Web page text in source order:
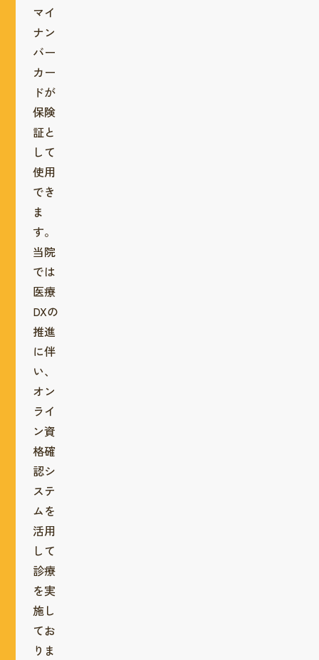
マイ
ナン
バー
カー
ドが
保険
証と
して
使用
でき
ま
す。
当院
では
医療
DXの
推進
に伴
い、
オン
ライ
ン資
格確
認シ
ステ
ムを
活用
して
診療
を実
施し
てお
りま